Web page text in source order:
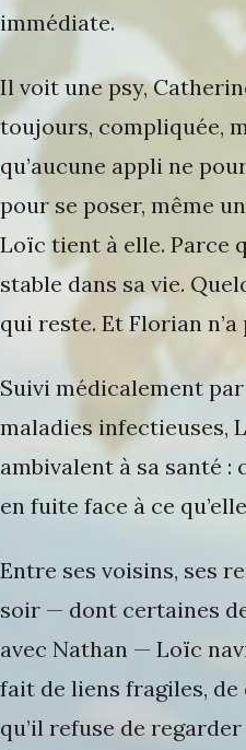
immédiate.
Il voit une psy,
toujours, compliquée,
qu’aucune appli ne
pour se poser, même
Loïc tient à elle. Parce
stable dans sa vie.
qui reste. Et Florian
Suivi médicalement
maladies infectieuses,
ambivalent à sa santé
en fuite face à ce
Entre ses voisins, ses
soir — dont certaines
avec Nathan — Loïc
fait de liens fragiles,
qu’il refuse de